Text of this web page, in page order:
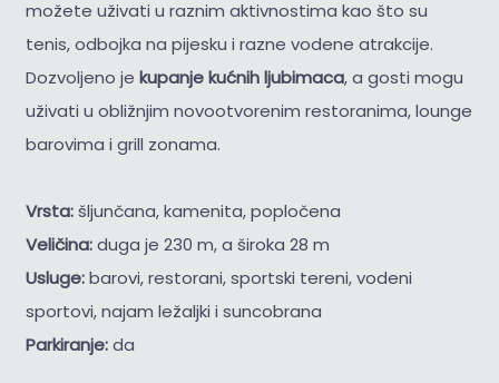
možete uživati u raznim aktivnostima kao što su
tenis, odbojka na pijesku i razne vodene atrakcije.
Dozvoljeno je kupanje kućnih ljubimaca, a gosti mogu
uživati u obližnjim novootvorenim restoranima, lounge
barovima i grill zonama.
Vrsta:šljunčana, kamenita, popločena
Veličina:duga je 230 m, a široka 28 m
Usluge:barovi, restorani, sportski tereni, vodeni
sportovi, najam ležaljki i suncobrana
Parkiranje:da